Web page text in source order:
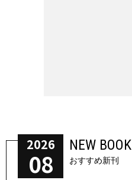
2026
08
NEW BOOK
おすすめ新刊